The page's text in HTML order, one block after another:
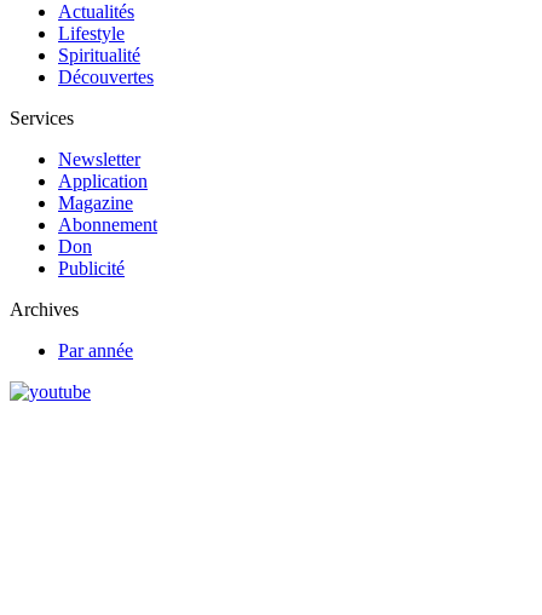
Actualités
Lifestyle
Spiritualité
Découvertes
Services
Newsletter
Application
Magazine
Abonnement
Don
Publicité
Archives
Par année